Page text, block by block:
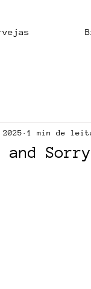
and
1 min de